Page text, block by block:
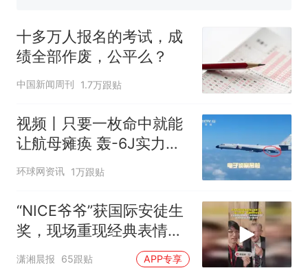
线一圈，还曾两次到中国寻根
5060元才肯搬上楼！女子傻眼
了……
视频丨只要一枚命中就能让航
母瘫痪 轰-6J实力有多强？
空调24小时开着反而更省电？
佛山一中学招聘物理教师，笔
试前13名均遭淘汰？教育局：
已叫停招聘，成立调查组全面
核查
十多万人报名的考试，成绩
全部作废，公平么？
十多万人报名的考试，成
绩全部作废，公平么？
中国新闻周刊 1.7万跟贴
视频丨只要一枚命中就能
让航母瘫痪 轰-6J实力有
多强？
环球网资讯 1万跟贴
“NICE爷爷”获国际安徒生
奖，现场重现经典表情
包，向中国粉丝问好
潇湘晨报 65跟贴 APP专享